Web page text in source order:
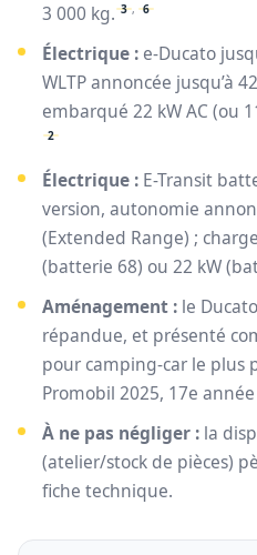
3 000 kg. 3 , 6
Électrique : e-Ducato
WLTP annoncée jusqu’à
embarqué 22 kW AC (ou
2
Électrique : E-Transit
version, autonomie
(Extended Range) ;
(batterie 68) ou 22 kW
Aménagement : le
répandue, et présenté
pour camping-car le plus
Promobil 2025, 17e
À ne pas négliger : la
(atelier/stock de pièces)
fiche technique.